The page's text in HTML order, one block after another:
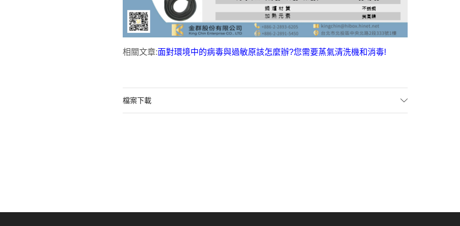
相關文章:面對環境中的病毒與過敏原該怎麼辦?您需要蒸氣清洗機和消毒!
檔案下載